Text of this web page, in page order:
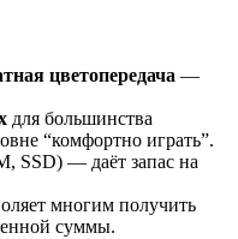
цветопередача —
для большинства
“комфортно играть”.
SSD) — даёт запас на
многим получить
суммы.